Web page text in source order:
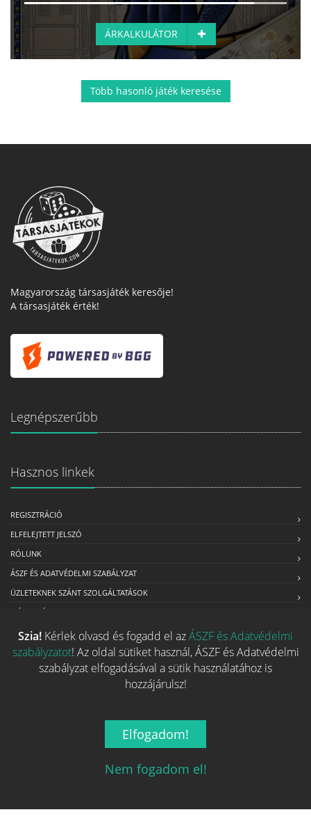
ÁRKALKULÁTOR
Több hasonló játék keresése
Magyarország társasjáték keresője!
A társasjáték érték!
Legnépszerűbb
Hasznos linkek
REGISZTRÁCIÓ
ELFELEJTETT JELSZÓ
RÓLUNK
ÁSZF ÉS ADATVÉDELMI SZABÁLYZAT
ÜZLETEKNEK SZÁNT SZOLGÁLTATÁSOK
MÉDIAAJÁNLAT
Kapcsolat
info@tarsasjatekok.com
Szia! Kérlek olvasd és fogadd el azÁSZF és Adatvédelmi
szabályzatot! Az oldal sütiket használ, ÁSZF és Adatvédelmi
szabályzat elfogadásával a sütik használatához is
hozzájárulsz!
Elfogadom!
Nem fogadom el!